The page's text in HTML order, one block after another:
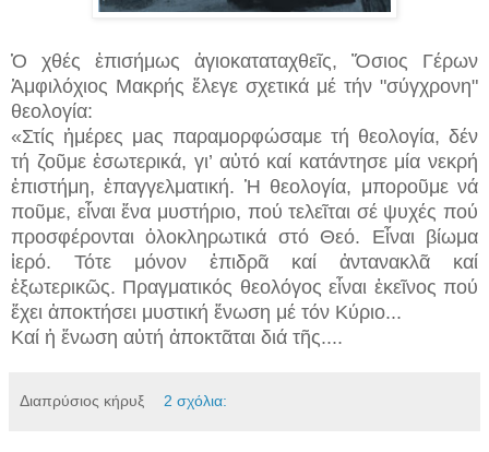
Ὁ χθές ἐπισήμως ἁγιοκαταταχθεῖς, Ὅσιος Γέρων
Ἀμφιλόχιος Μακρής ἔλεγε σχετικά μέ τήν "σύγχρονη"
θεολογία:
«Στίς ἡμέρες μaς παραμορφώσαμε τή θεολογία, δέν
τή ζοῦμε ἐσωτερικά, γι’ αὐτό καί κατάντησε μία νεκρή
ἐπιστήμη, ἐπαγγελματική. Ἡ θεολογία, μποροῦμε νά
ποῦμε, εἶναι ἕνα μυστήριο, πού τελεῖται σέ ψυχές πού
προσφέρονται ὁλοκληρωτικά στό Θεό. Εἶναι βίωμα
ἱερό. Τότε μόνον ἐπιδρᾶ καί ἀντανακλᾶ καί
ἐξωτερικῶς. Πραγματικός θεολόγος εἶναι ἐκεῖνος πού
ἔχει ἀποκτήσει μυστική ἕνωση μέ τόν Κύριο...
Καί ἡ ἕνωση αὐτή ἀποκτᾶται διά τῆς....
Διαπρύσιος κήρυξ 2 σχόλια: